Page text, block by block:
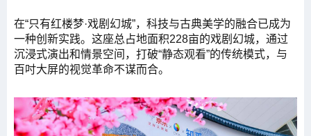
在“只有红楼梦·戏剧幻城”，科技与古典美学的融合已成为
一种创新实践。这座总占地面积228亩的戏剧幻城，通过
沉浸式演出和情景空间，打破“静态观看”的传统模式，与
百吋大屏的视觉革命不谋而合。